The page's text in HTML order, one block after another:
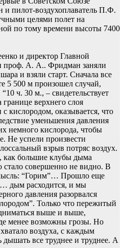
пилот-воздухоплаватель П.Ф.
целями полет на
по тому времени высоты 7400
и директор Главной
проф. А. А.. Фридман заняли
и взяли старт. Сначала все
5 500 м произошел случай,
ч. 30 м., – свидетельствует
верхнего слоя
кислородом, оказывается, что
уменьшения давления
немного кислорода, чтобы
Не успели произвести
взрыв потряс воздух.
как большие клубы дыма
совершенно не видно. В
“Горим”… Прошло еще
дым расходится, и мы
давления разорвался
Только что пережитый
выше и выше,
менее возможны грозы. Но
воздуха, с каждым
все труднее и труднее. А